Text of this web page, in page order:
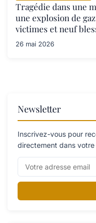
Tragédie dans une
une explosion de
victimes et neuf
26 mai 2026
Newsletter
Inscrivez-vous pour
directement dans votre